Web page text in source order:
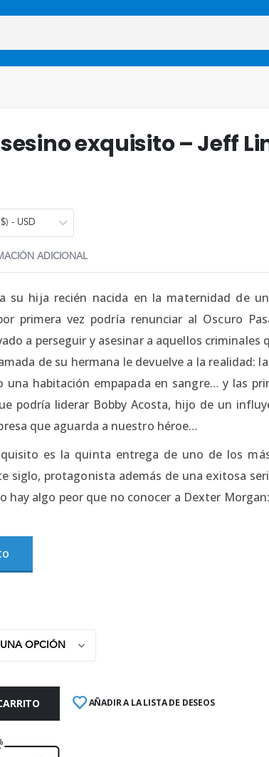
exquisito – Jeff
- USD
ADICIONAL
su hija recién nacida en la maternidad de
primera vez podría renunciar al Oscuro
a perseguir y asesinar a aquellos criminales
de su hermana le devuelve a la realidad:
una habitación empapada en sangre… y las
podría liderar Bobby Acosta, hijo de un
que aguarda a nuestro héroe…
es la quinta entrega de uno de los
siglo, protagonista además de una exitosa
hay algo peor que no conocer a Dexter
AÑADIR A LA LISTA DE DESEOS